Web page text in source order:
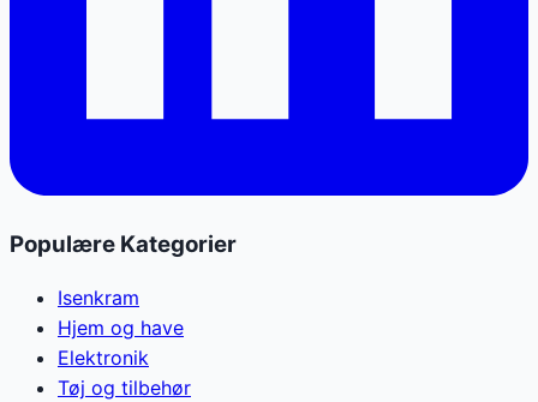
Populære Kategorier
Isenkram
Hjem og have
Elektronik
Tøj og tilbehør